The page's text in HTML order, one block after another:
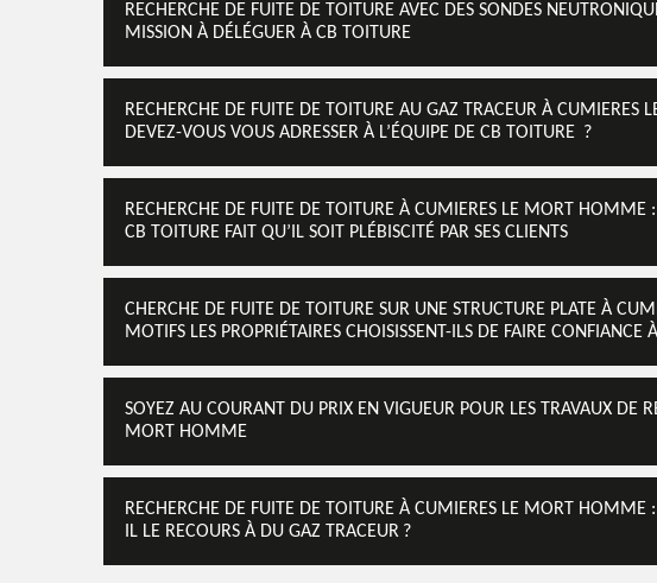
RECHERCHE DE FUITE DE TOITURE AVEC DES SONDES
MISSION À DÉLÉGUER À CB TOITURE
RECHERCHE DE FUITE DE TOITURE AU GAZ TRACEUR À
DEVEZ-VOUS VOUS ADRESSER À L’ÉQUIPE DE CB TOITURE ?
RECHERCHE DE FUITE DE TOITURE À CUMIERES LE MORT HOMME :
CB TOITURE FAIT QU’IL SOIT PLÉBISCITÉ PAR SES CLIENTS
CHERCHE DE FUITE DE TOITURE SUR UNE STRUCTURE PLATE À
MOTIFS LES PROPRIÉTAIRES CHOISISSENT-ILS DE FAIRE CONFIANCE
SOYEZ AU COURANT DU PRIX EN VIGUEUR POUR LES TRAVAUX DE
MORT HOMME
RECHERCHE DE FUITE DE TOITURE À CUMIERES LE MORT HOMME
IL LE RECOURS À DU GAZ TRACEUR ?